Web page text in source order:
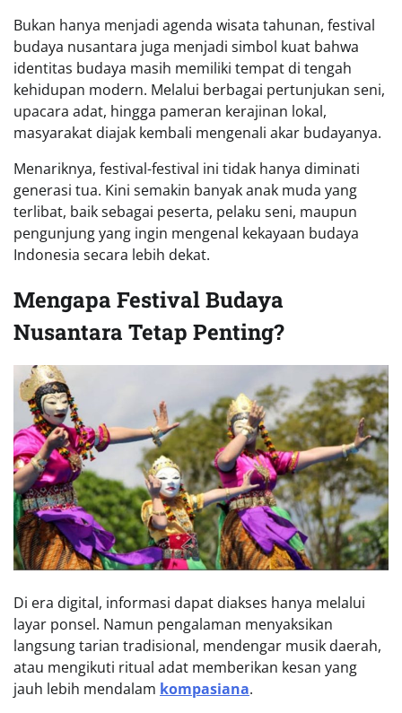
Bukan hanya menjadi agenda wisata tahunan, festival
budaya nusantara juga menjadi simbol kuat bahwa
identitas budaya masih memiliki tempat di tengah
kehidupan modern. Melalui berbagai pertunjukan seni,
upacara adat, hingga pameran kerajinan lokal,
masyarakat diajak kembali mengenali akar budayanya.
Menariknya, festival-festival ini tidak hanya diminati
generasi tua. Kini semakin banyak anak muda yang
terlibat, baik sebagai peserta, pelaku seni, maupun
pengunjung yang ingin mengenal kekayaan budaya
Indonesia secara lebih dekat.
Mengapa Festival Budaya
Nusantara Tetap Penting?
Di era digital, informasi dapat diakses hanya melalui
layar ponsel. Namun pengalaman menyaksikan
langsung tarian tradisional, mendengar musik daerah,
atau mengikuti ritual adat memberikan kesan yang
jauh lebih mendalam kompasiana.